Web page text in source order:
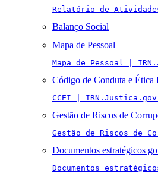
Relatório de
Balanço Social
Mapa de Pessoal
Mapa de Pessoal |
Código de Conduta e Ética
CCEI |
Gestão de Riscos de
Gestão de Riscos de
Documentos estratégicos
Documentos